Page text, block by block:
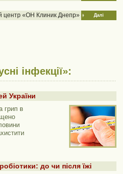
Далі
центр «ОН Клиник Днепр»
інфекції»:
України
грип в
до чи після їжі